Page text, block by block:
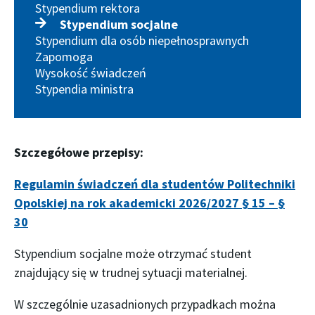
Szczegółowe przepisy:
Regulamin świadczeń dla studentów Politechniki
Opolskiej na rok akademicki 2026/2027 § 15 – §
30
Stypendium socjalne może otrzymać student
znajdujący się w trudnej sytuacji materialnej.
W szczególnie uzasadnionych przypadkach można
Stypendium rektora
Stypendium socjalne
Stypendium dla osób niepełnosprawnych
Zapomoga
Wysokość świadczeń
Stypendia ministra